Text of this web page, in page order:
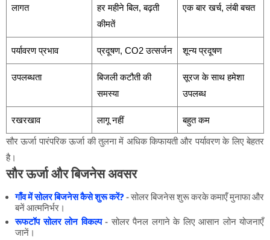
लागत
हर महीने बिल, बढ़ती
कीमतें
एक बार खर्च, लंबी बचत
पर्यावरण प्रभाव प्रदूषण, CO2 उत्सर्जन शून्य प्रदूषण
उपलब्धता
बिजली कटौती की
समस्या
सूरज के साथ हमेशा
उपलब्ध
रखरखाव लागू नहीं बहुत कम
सौर ऊर्जा पारंपरिक ऊर्जा की तुलना में अधिक किफायती और पर्यावरण के लिए बेहतर
है।
सौर ऊर्जा और बिजनेस अवसर
गाँव में सोलर बिजनेस कैसे शुरू करें?- सोलर बिजनेस शुरू करके कमाएँ मुनाफा और
बनें आत्मनिर्भर।
रूफटॉप सोलर लोन विकल्प- सोलर पैनल लगाने के लिए आसान लोन योजनाएँ
जानें।